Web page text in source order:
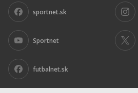
sportnet.sk
Sportnet
futbalnet.sk